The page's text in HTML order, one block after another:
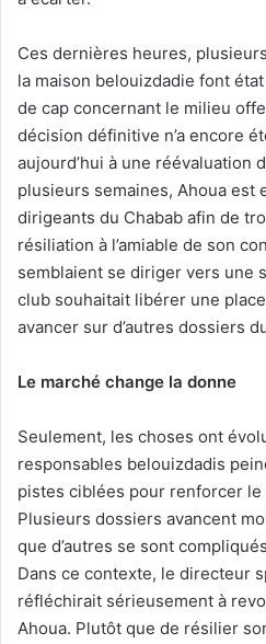
Ces dernières heures,
la maison belouizdadie font
de cap concernant le milieu
décision définitive n’a encore
aujourd’hui à une réévaluation
plusieurs semaines, Ahoua est
dirigeants du Chabab afin de
résiliation à l’amiable de son
semblaient se diriger vers une
club souhaitait libérer une
avancer sur d’autres dossiers
Le marché change la donne
Seulement, les choses ont
responsables belouizdadis
pistes ciblées pour renforcer
Plusieurs dossiers avancent
que d’autres se sont
Dans ce contexte, le directeur
réfléchirait sérieusement à
Ahoua. Plutôt que de résilier